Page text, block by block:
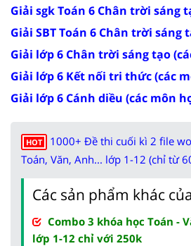
Giải sgk Toán 6 Chân trời sáng
Giải SBT Toán 6 Chân trời sáng
Giải lớp 6 Chân trời sáng tạo
Giải lớp 6 Kết nối tri thức (các
Giải lớp 6 Cánh diều (các môn
HOT
1000+ Đề thi cuối kì 2 file
Toán, Văn, Anh... lớp 1-12 (chỉ từ
Các sản phẩm khác
Combo 3 khóa học Toán -
lớp 1-12 chỉ với 250k